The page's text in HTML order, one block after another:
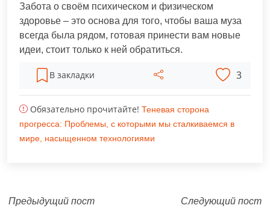
Забота о своём психическом и физическом
здоровье – это основа для того, чтобы ваша муза
всегда была рядом, готовая принести вам новые
идеи, стоит только к ней обратиться.
В закладки 3
Обязательно прочитайте! Теневая сторона
прогресса: Проблемы, с которыми мы сталкиваемся в
мире, насыщенном технологиями
Предыдущий пост Следующий пост